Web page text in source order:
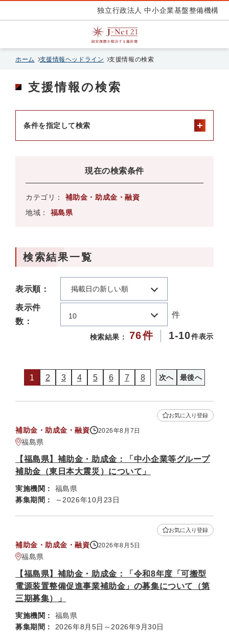
独立行政法人 中小企業基盤整備機構
ホーム 支援情報ヘッドライン 支援情報の検索
支援情報の検索
条件を指定して検索
現在の検索条件
カテゴリ：
補助金・助成金・融資
地域：
福島県
検索結果一覧
表示順： 掲載日の新しい順
表示件
数：
10 件
検索結果： 76件 1-10件表示
1 2 3 4 5 6 7 8 次へ 最後へ
補助金・助成金・融資 2026年8月7日
福島県
お気に入り登録
【福島県】補助金・助成金：「中小企業等グループ
補助金（東日本大震災）について」
実施機関：
福島県
募集期間：
～2026年10月23日
補助金・助成金・融資 2026年8月5日
福島県
お気に入り登録
【福島県】補助金・助成金：「令和8年度「可搬型
電源装置整備促進事業補助金」の募集について（第
三期募集）」
実施機関：
福島県
募集期間：
2026年8月5日～2026年9月30日